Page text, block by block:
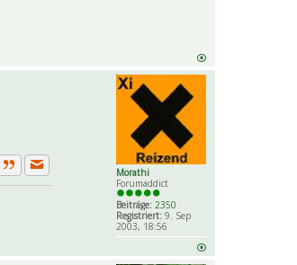
Morathi
Forumaddict
Beiträge: 2350
Registriert: 9. Sep
2003, 18:56
ZitatPrivate Nachricht senden